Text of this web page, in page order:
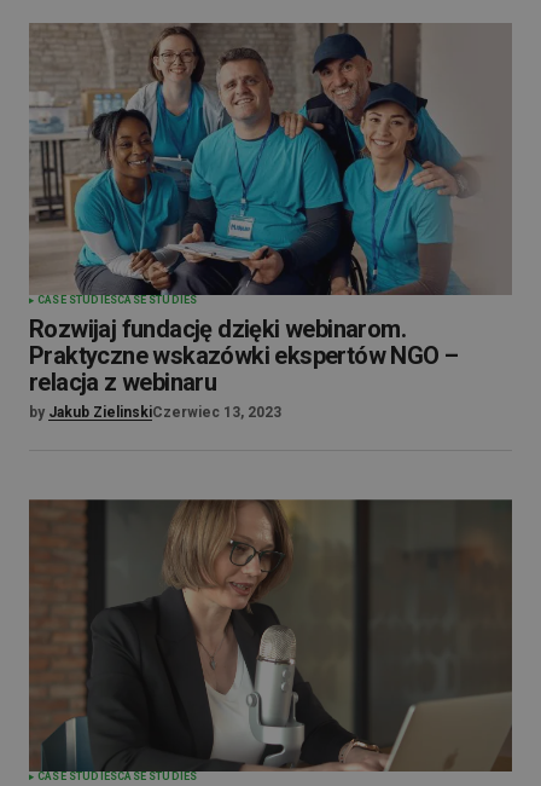
CASE STUDIESCASE STUDIES
Rozwijaj fundację dzięki webinarom.
Praktyczne wskazówki ekspertów NGO –
relacja z webinaru
by Jakub ZielinskiCzerwiec 13, 2023
CASE STUDIESCASE STUDIES